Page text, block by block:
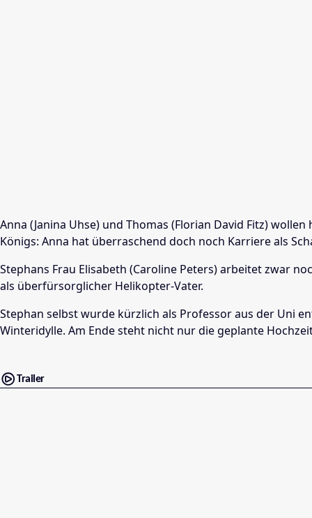
Anna (Janina Uhse) und Thomas (Florian David Fitz)
Königs: Anna hat überraschend doch noch Karriere als
Stephans Frau Elisabeth (Caroline Peters) arbeitet zwar
als überfürsorglicher Helikopter-Vater.
Stephan selbst wurde kürzlich als Professor aus der Uni
Winteridylle. Am Ende steht nicht nur die geplante
Trailer